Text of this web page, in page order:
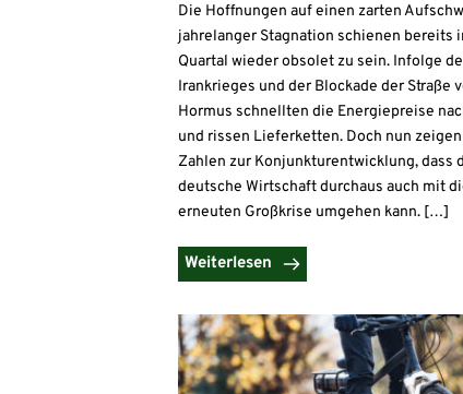
Die Hoffnungen auf einen zarten
jahrelanger Stagnation schienen bereits
Quartal wieder obsolet zu sein. Infolge
Irankrieges und der Blockade der Straße
Hormus schnellten die Energiepreise
und rissen Lieferketten. Doch nun
Zahlen zur Konjunkturentwicklung, dass
deutsche Wirtschaft durchaus auch mit
erneuten Großkrise umgehen kann. […]
Weiterlesen